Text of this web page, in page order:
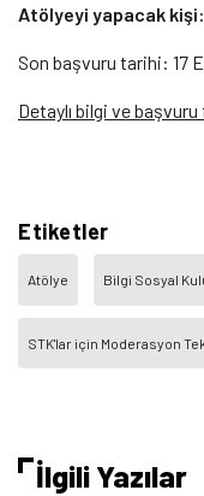
Atölyeyi yapacak kişi:
Son başvuru tarihi: 17
Detaylı bilgi ve başvuru
Etiketler
Atölye Bilgi Sosyal
STK'lar için Moderasyon
İlgili Yazılar